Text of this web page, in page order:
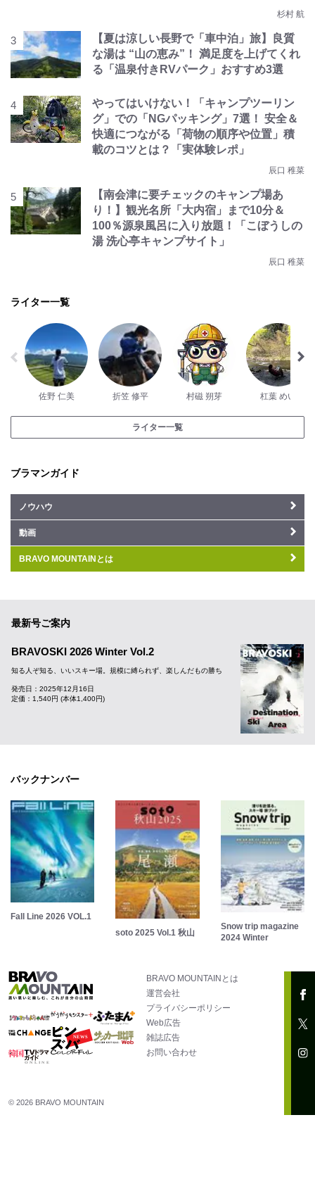
杉村 航
【夏は涼しい長野で「車中泊」旅】良質
な湯は “山の恵み”！ 満足度を上げてくれ
る「温泉付きRVパーク」おすすめ3選
やってはいけない！「キャンプツーリン
グ」での「NGパッキング」7選！ 安全＆
快適につながる「荷物の順序や位置」積
載のコツとは？「実体験レポ」
辰口 稚菜
【南会津に要チェックのキャンプ場あ
り！】観光名所「大内宿」まで10分＆
100％源泉風呂に入り放題！「こぼうしの
湯 洗心亭キャンプサイト」
辰口 稚菜
ライター一覧
佐野 仁美 折笠 修平 村磁 朔芽 杠葉 めい
ライター一覧
ブラマンガイド
ノウハウ
動画
BRAVO MOUNTAINとは
最新号ご案内
BRAVOSKI 2026 Winter Vol.2
知る人ぞ知る、いいスキー場。規模に縛られず、楽しんだもの勝ち
発売日：2025年12月16日
定価：1,540円 (本体1,400円)
バックナンバー
Fall Line 2026 VOL.1
soto 2025 Vol.1 秋山
Snow trip magazine
2024 Winter
BRAVO MOUNTAINとは
運営会社
プライバシーポリシー
Web広告
雑誌広告
お問い合わせ
© 2026 BRAVO MOUNTAIN